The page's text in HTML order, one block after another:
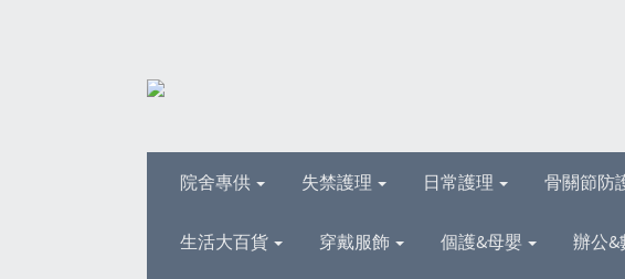
院舍專供 失禁護理 日常護理 骨關節防
生活大百貨 穿戴服飾 個護&母嬰 辦公&